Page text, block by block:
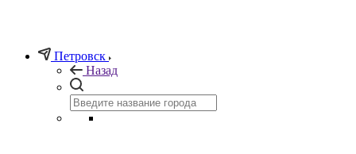
Петровск
Назад